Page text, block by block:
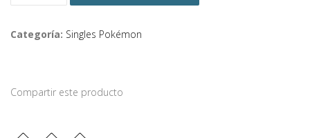
Categoría: Singles Pokémon
Compartir este producto